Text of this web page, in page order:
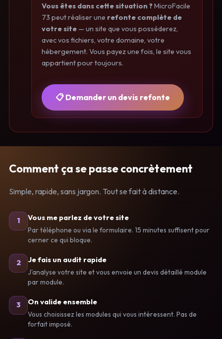
Vous êtes dans cette situation ?MicroFacile
73 peut réaliser une refonte complète de
votre site — un site que vous posséderez,
avec vos fichiers, votre domaine, votre
hébergement. Vous payez une fois, le site vous
appartient pour toujours.
📋 Demander un devis refonte
Comment ça se passe concrètement
Simple, rapide, sans jargon. Tout se fait à distance.
1 Vous me parlez de votre site
Par téléphone ou via le formulaire. 15 minutes suffisent pour
cerner ce qui bloque.
2 Je fais un audit rapide
J'analyse votre site et vous envoie un devis détaillé module
par module.
3 On valide ensemble
Vous choisissez les modules qui vous intéressent. Pas de
forfait imposé.